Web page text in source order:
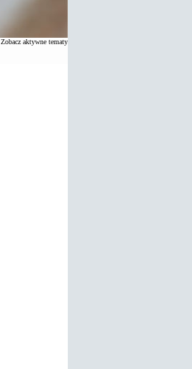
Zobacz aktywne tematy